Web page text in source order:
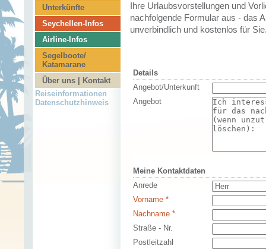
Unterkünfte
Seychellen-Infos
Airline-Infos
Segelboote/
Katamarane
Über uns | Kontakt
Reiseinformationen
Datenschutzhinweis
Ihre Urlaubsvorstellungen und
nachfolgende Formular aus - das
unverbindlich und kostenlos für
Details
Angebot/Unterkunft
Angebot
Meine Kontaktdaten
Anrede
Vorname *
Nachname *
Straße - Nr.
Postleitzahl